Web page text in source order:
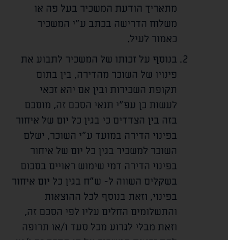
מתאריך הודעת המשכיר בעל פה או
משלוח הדרישה בכתב ע"י המשכיר
כאמור לעיל.
בנוסף על זכותו של המשכיר לתבוע את
פינויו של השוכר מהדירה, בין בתום
תקופת השכירות ובין אם יהא זכאי
לעשות כן עפ"י תנאי הסכם זה, מוסכם
בזה בין הצדדים כי בגין כל יום של איחור
בפינוי הדירה במועד ע"י השוכר, ישלם
השוכר למשכיר בגין כל יום של איחור
בפינוי הדירה דמי שימוש ראויים בסכום
בשקלים השווה ל- ש"ח בגין כל יום איחור
בפינוי, וזאת בנוסף לכל ההוצאות
והתשלומים החלים עליו לפי הסכם זה,
וזאת מבלי לגרוע מכל סעד ו/או תרופה